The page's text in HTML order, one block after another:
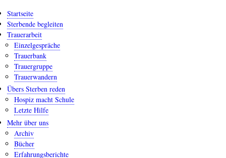
Startseite
Sterbende begleiten
Trauerarbeit
Einzelgespräche
Trauerbank
Trauergruppe
Trauerwandern
Übers Sterben reden
Hospiz macht Schule
Letzte Hilfe
Mehr über uns
Archiv
Bücher
Erfahrungsberichte